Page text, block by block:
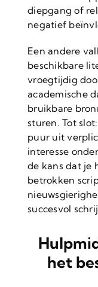
diepgang of
negatief
Een andere
beschikbare
vroegtijdig
academische
bruikbare
sturen. Tot
puur uit
interesse
de kans dat je
betrokken
succesvol
het